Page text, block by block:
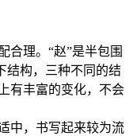
合理。“赵”是半包围
结构，三种不同的结
有丰富的变化，不会
中，书写起来较为流